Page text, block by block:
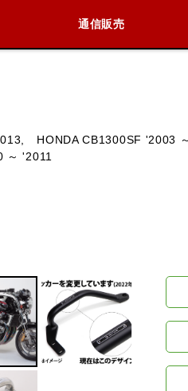
通信販売
HONDA CB1300SF '2003
～ '2011